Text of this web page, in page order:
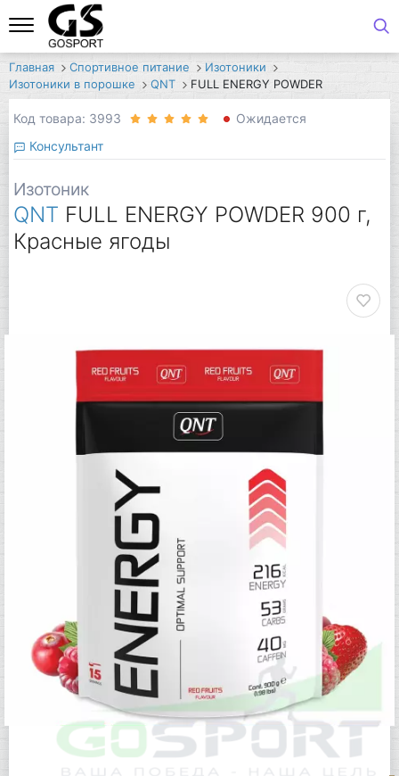
Главная Спортивное питание
Изотоники
Изотоники в порошке
QNT FULL ENERGY POWDER
Код товара: 3993
Ожидается
Консультант
Изотоник
QNT FULL ENERGY POWDER 900 г,
Красные ягоды